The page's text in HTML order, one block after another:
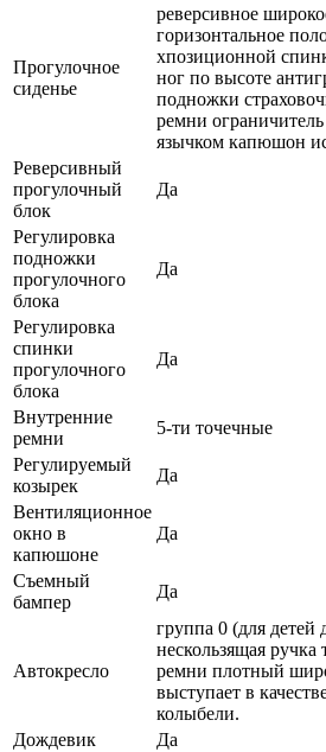
Прогулочное
сиденье
реверсивное
горизонтальное
хпозиционной
ног по высоте
подножки
ремни
язычком капюшон
Реверсивный
прогулочный
блок
Да
Регулировка
подножки
прогулочного
блока
Да
Регулировка
спинки
прогулочного
блока
Да
Внутренние
ремни
5-ти точечные
Регулируемый
козырек
Да
Вентиляционное
окно в
капюшоне
Да
Съемный
бампер
Да
Автокресло
группа 0 (для детей
нескользящая
ремни плотный
выступает в
колыбели.
Дождевик
Да